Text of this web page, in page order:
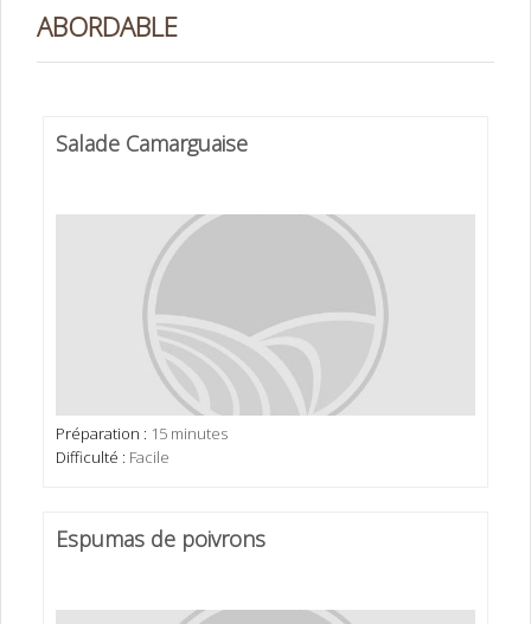
ABORDABLE
Salade Camarguaise
Préparation : 15 minutes
Difficulté : Facile
Espumas de poivrons